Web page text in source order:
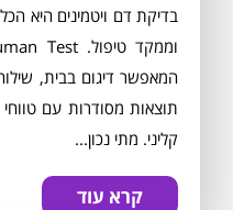
בדיקת דם ויטמינים היא
המאפשר דיגום בבית,
תוצאות מסודרות עם
קליני. מתי נכון...
קרא עוד